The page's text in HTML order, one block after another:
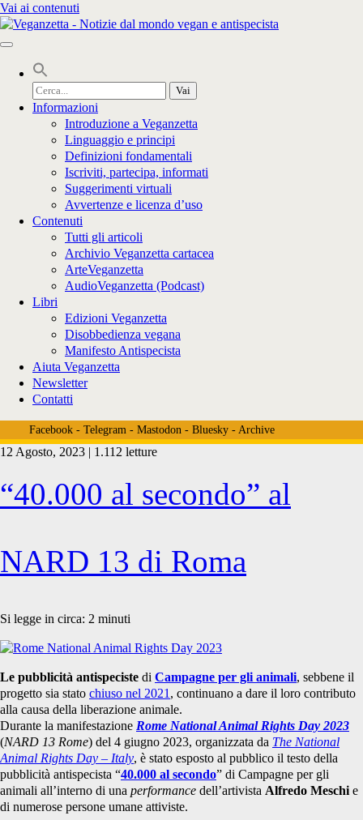
Vai ai contenuti
Cerca
per:
Informazioni
Introduzione a Veganzetta
Linguaggio e principi
Definizioni fondamentali
Iscriviti, partecipa, informati
Suggerimenti virtuali
Avvertenze e licenza d’uso
Contenuti
Tutti gli articoli
Archivio Veganzetta cartacea
ArteVeganzetta
AudioVeganzetta (Podcast)
Libri
Edizioni Veganzetta
Disobbedienza vegana
Manifesto Antispecista
Aiuta Veganzetta
Newsletter
Contatti
Facebook- Telegram- Mastodon- Bluesky- Archive
Tag:
<span>pubblicità
antispecista</span>
12 Agosto, 2023 | 1.112 letture
“40.000 al secondo” al
NARD 13 di Roma
Si legge in circa: 2 minuti
Le pubblicità antispeciste di Campagne per gli animali, sebbene il
progetto sia stato chiuso nel 2021 , continuano a dare il loro contributo
alla causa della liberazione animale.
Durante la manifestazione Rome National Animal Rights Day 2023
(NARD 13 Rome) del 4 giugno 2023, organizzata da The National
Animal Rights Day – Italy, è stato esposto al pubblico il testo della
pubblicità antispecista “40.000 al secondo” di Campagne per gli
animali all’interno di una performance dell’artivista Alfredo Meschi e
di numerose persone umane attiviste.